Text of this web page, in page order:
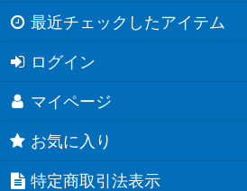
最近チェックしたアイテム
ログイン
マイページ
お気に入り
特定商取引法表示